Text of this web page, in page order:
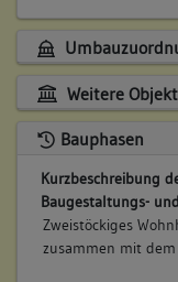
Weitere
Bauphasen
Kurzbeschreibung
Baugestaltungs-
Zweistöckiges
zusammen mit